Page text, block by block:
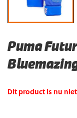
Puma
Dit product is nu